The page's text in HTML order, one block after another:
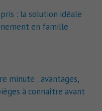
: la solution idéale
en famille
minute : avantages,
à connaître avant